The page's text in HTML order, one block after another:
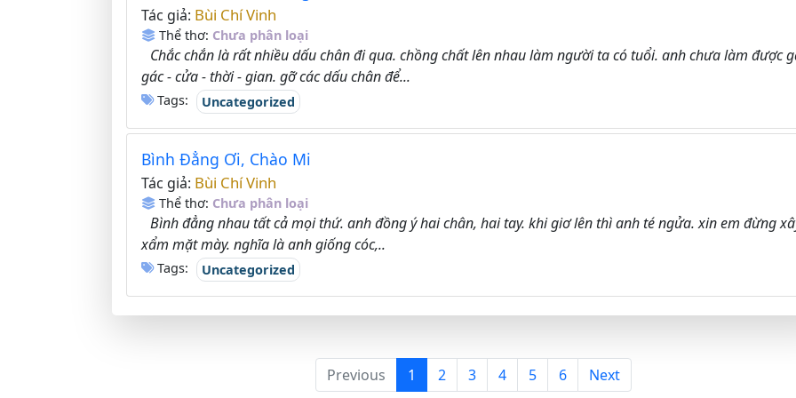
Tác giả: Bùi Chí Vinh
Thể thơ: Chưa phân loại
Chắc chắn là rất nhiều dấu chân đi qua. chồng chất lên nhau làm người ta có tuổi. anh chưa làm được
gác - cửa - thời - gian. gỡ các dấu chân để...
Tags: Uncategorized
Bình Đẳng Ơi, Chào Mi
Tác giả: Bùi Chí Vinh
Thể thơ: Chưa phân loại
Bình đẳng nhau tất cả mọi thứ. anh đồng ý hai chân, hai tay. khi giơ lên thì anh té ngửa. xin em đừng
xẩm mặt mày. nghĩa là anh giống cóc,..
Tags: Uncategorized
Previous 1 2 3 4 5 6 Next